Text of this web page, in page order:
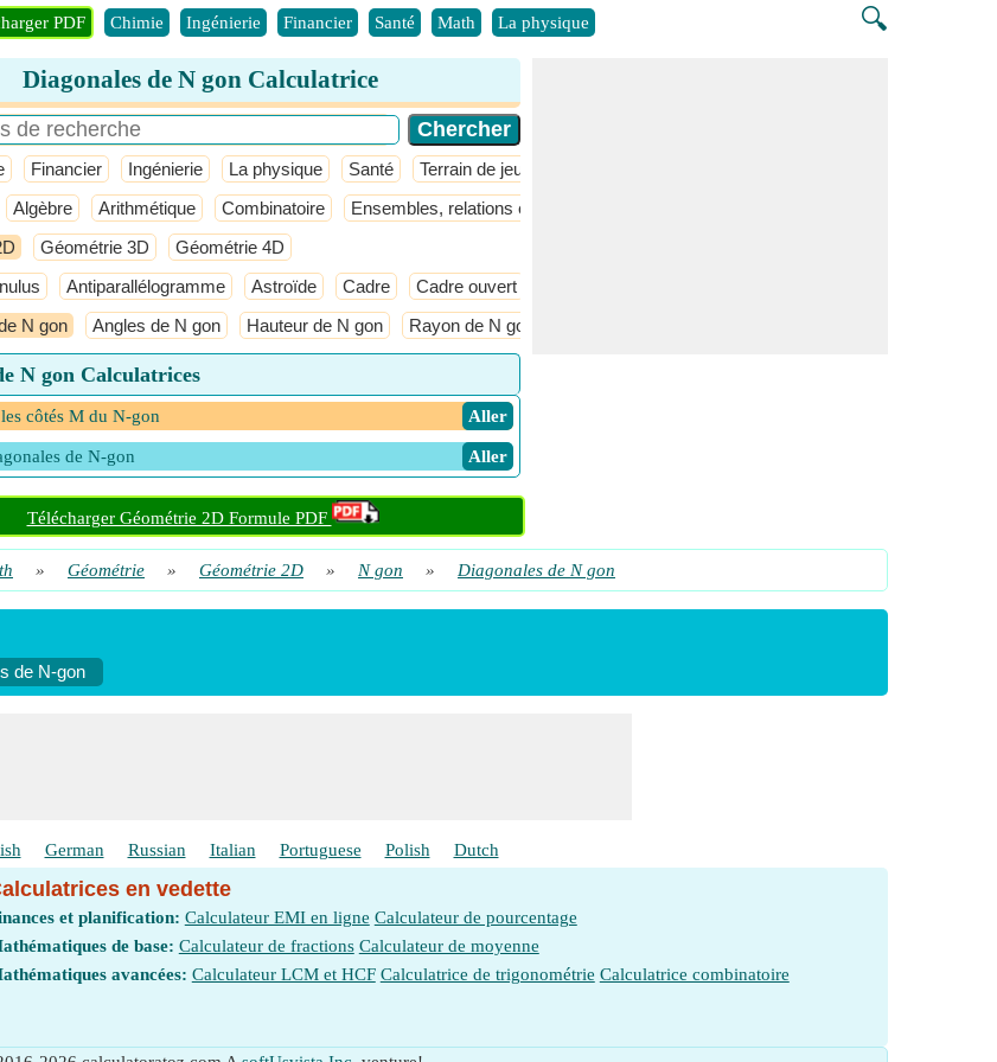
🔍
PDF Chimie Ingénierie Financier Santé Math La physique
Diagonales de N gon Calculatrice
Financier Ingénierie La physique Santé Terrain de jeux
Algèbre Arithmétique Combinatoire Ensembles, relations et fonctions
Géométrie 3D Géométrie 4D
Antiparallélogramme Astroïde Cadre Cadre ouvert
N gon Angles de N gon Hauteur de N gon Rayon de N gon
N gon Calculatrices
côtés M du N-gon ​ Aller
de N-gon ​ Aller
Télécharger Géométrie 2D Formule PDF
» Géométrie » Géométrie 2D » N gon » Diagonales de N gon
de N-gon
German Russian Italian Portuguese Polish Dutch
en vedette
et planification: Calculateur EMI en ligne Calculateur de pourcentage
de base: Calculateur de fractions Calculateur de moyenne
avancées: Calculateur LCM et HCF Calculatrice de trigonométrie Calculatrice combinatoire